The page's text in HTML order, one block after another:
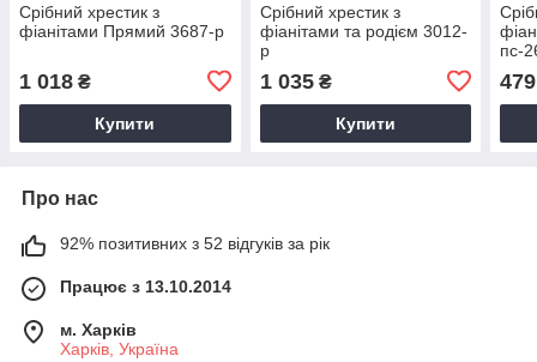
Срібний хрестик з
фіанітами Прямий 3687-р
1 018 ₴
Купити
Срібний хрестик з
фіанітами та родієм 3012-
р
1 035₴
Купити
пс-
479
Про нас
92% позитивних з 52 відгуків за рік
Працює з 13.10.2014
м. Харків
Харків, Україна